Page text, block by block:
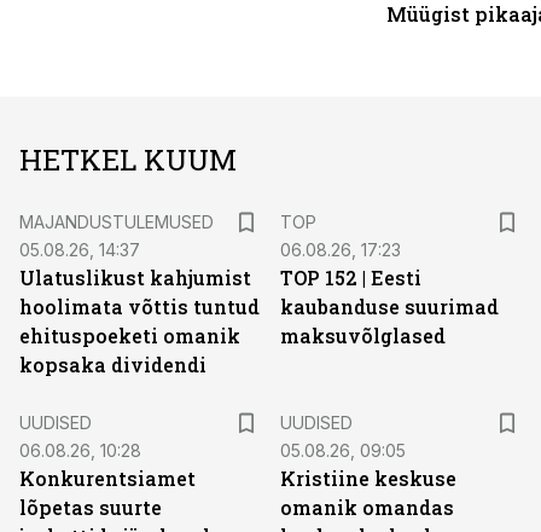
Müügist
HETKEL KUUM
MAJANDUSTULEMUSED
05.08.26, 14:37
Ulatuslikust kahjumist
hoolimata võttis tuntud
ehituspoeketi omanik
kopsaka dividendi
TOP
06.08.26, 17:23
TOP 152 | Eesti
kaubanduse suurimad
maksuvõlglased
UUDISED
06.08.26, 10:28
Konkurentsiamet
lõpetas suurte
UUDISED
05.08.26, 09:05
Kristiine keskuse
omanik omandas